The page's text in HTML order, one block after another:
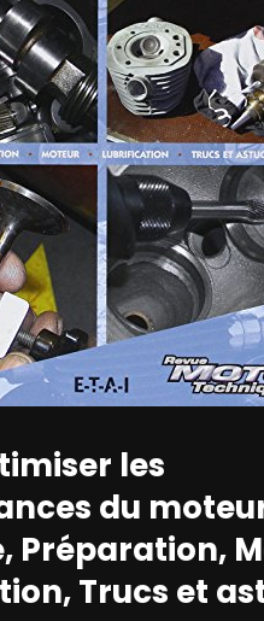
les
du
Préparation,
Trucs et